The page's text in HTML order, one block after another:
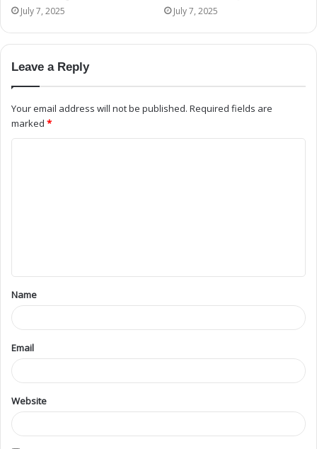
July 7, 2025 July 7, 2025
Leave a Reply
Your email address will not be published. Required fields are
marked *
Name
Email
Website